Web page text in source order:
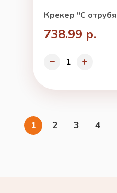
Крекер "С
738.99 р.
1 2 3 4